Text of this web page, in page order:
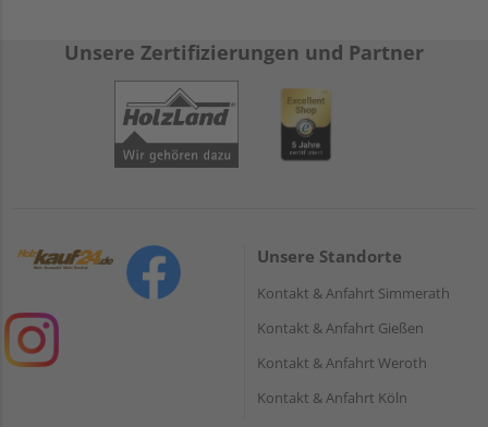
Unsere Zertifizierungen und Partner
Unsere Standorte
Kontakt & Anfahrt Simmerath
Kontakt & Anfahrt Gießen
Kontakt & Anfahrt Weroth
Kontakt & Anfahrt Köln